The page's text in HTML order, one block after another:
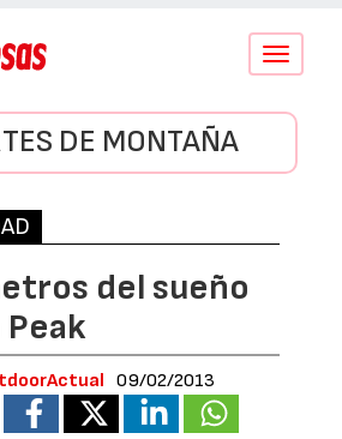
Conmutar
DE MONTAÑA
del sueño
09/02/2013